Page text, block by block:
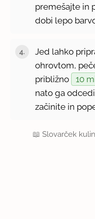
premešajte in
dobi lepo
Jed lahko
ohrovtom,
približno
10
nato ga
začinite in
📖Slovarček